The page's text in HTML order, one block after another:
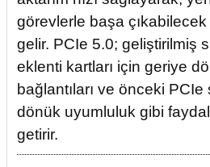
görevlerle başa
gelir. PCIe 5.0; geliştirilmiş
eklenti kartları için geriye
bağlantıları ve önceki
dönük uyumluluk gibi
getirir.